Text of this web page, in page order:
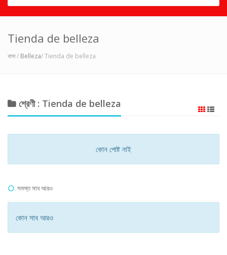
Tienda de belleza
বাসা/ Belleza/ Tienda de belleza
শ্রেণী : Tienda de belleza
কোন পোষ্ট নাই
সমস্ত সাব আরও
কোন সাব আরও